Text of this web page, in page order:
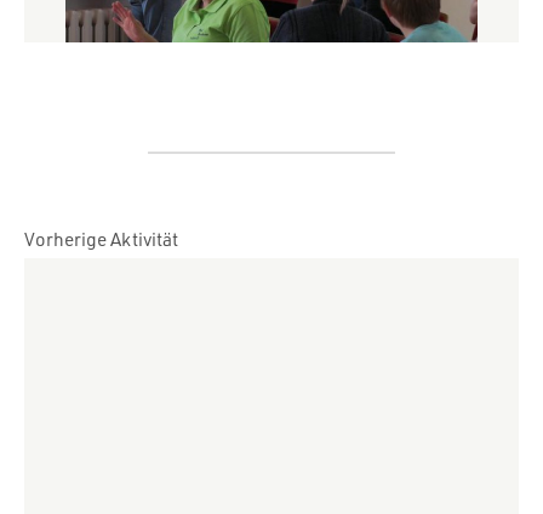
Vorherige Aktivität